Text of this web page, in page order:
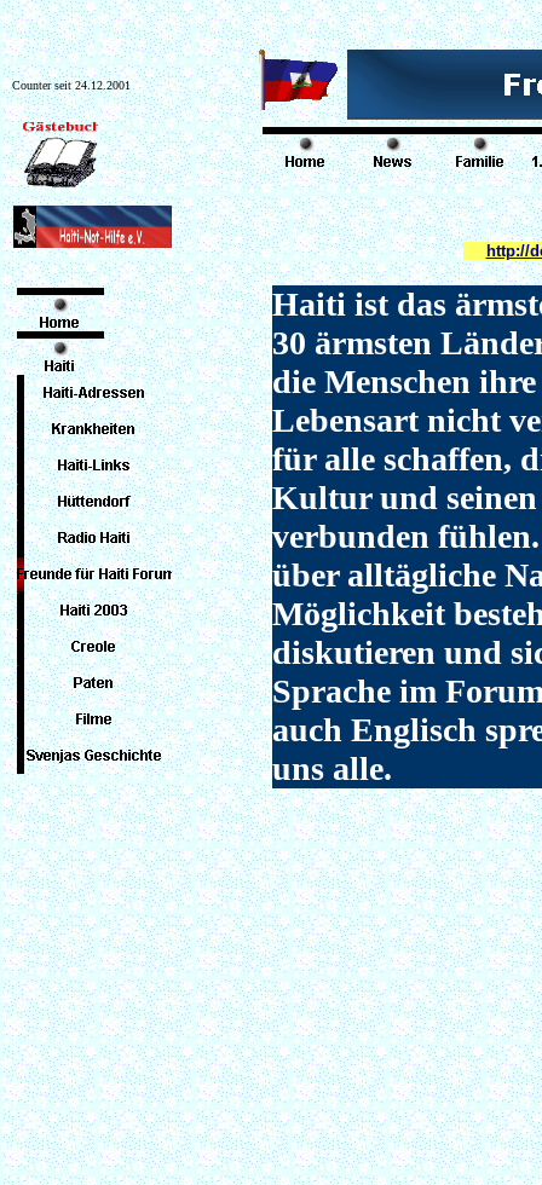
Counter seit 24.12.2001
http://
Haiti ist das
30 ärmsten
die Menschen
Lebensart nicht
für alle schaffen,
Kultur und
verbunden
über alltägliche
Möglichkeit
diskutieren und
Sprache im
auch Englisch
uns alle.